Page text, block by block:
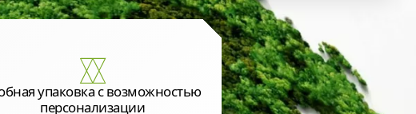
упаковка с возможностью
персонализации